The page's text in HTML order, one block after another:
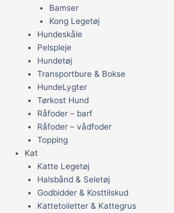
Bamser
Kong Legetøj
Hundeskåle
Pelspleje
Hundetøj
Transportbure & Bokse
HundeLygter
Tørkost Hund
Råfoder – barf
Råfoder – vådfoder
Topping
Kat
Katte Legetøj
Halsbånd & Seletøj
Godbidder & Kosttilskud
Kattetoiletter & Kattegrus